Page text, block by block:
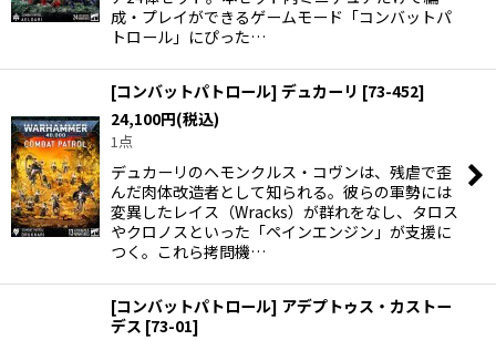
成・プレイができるゲームモード「コンバットパ
トロール」にぴった…
[コンバットパトロール] デュカーリ [73-452]
24,100円(税込)
1点
デュカーリのヘモンクルス・コヴンは、残虐で歪
んだ肉体改造者として知られる。彼らの軍勢には
変異したレイス（Wracks）が群れをなし、タロス
やクロノスといった「ペインエンジン」が支援に
つく。これら拷問機…
[コンバットパトロール] アデプトゥス・カストー
デス [73-01]